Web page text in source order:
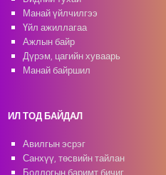
Манай үйлчилгээ
Үйл ажиллагаа
Ажлын байр
Дүрэм, цагийн хуваарь
Манай байршил
ИЛ ТОД БАЙДАЛ
Авилгын эсрэг
Санхүү, төсвийн тайлан